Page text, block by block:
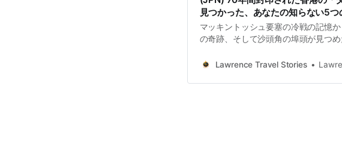
見つかった、あなたの知らない5つ
マッキントッシュ要塞の冷戦の記憶
の奇跡、そして沙頭角の埠頭が見つ
は、一つの共通するテーマを浮かび
時を経て、忘れられた歴史と豊かな
Lawrence Travel Stories